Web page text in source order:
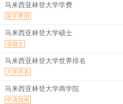
马来西亚林登大学学费
留学费用
马来西亚林登大学硕士
读硕士
马来西亚林登大学世界排名
大学排名
马来西亚林登大学商学院
申请指南